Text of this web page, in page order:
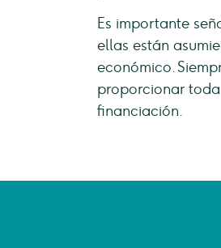
Es importante
ellas están
económico.
proporcionar
financiación.